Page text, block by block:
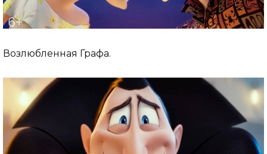
Возлюбленная Графа.